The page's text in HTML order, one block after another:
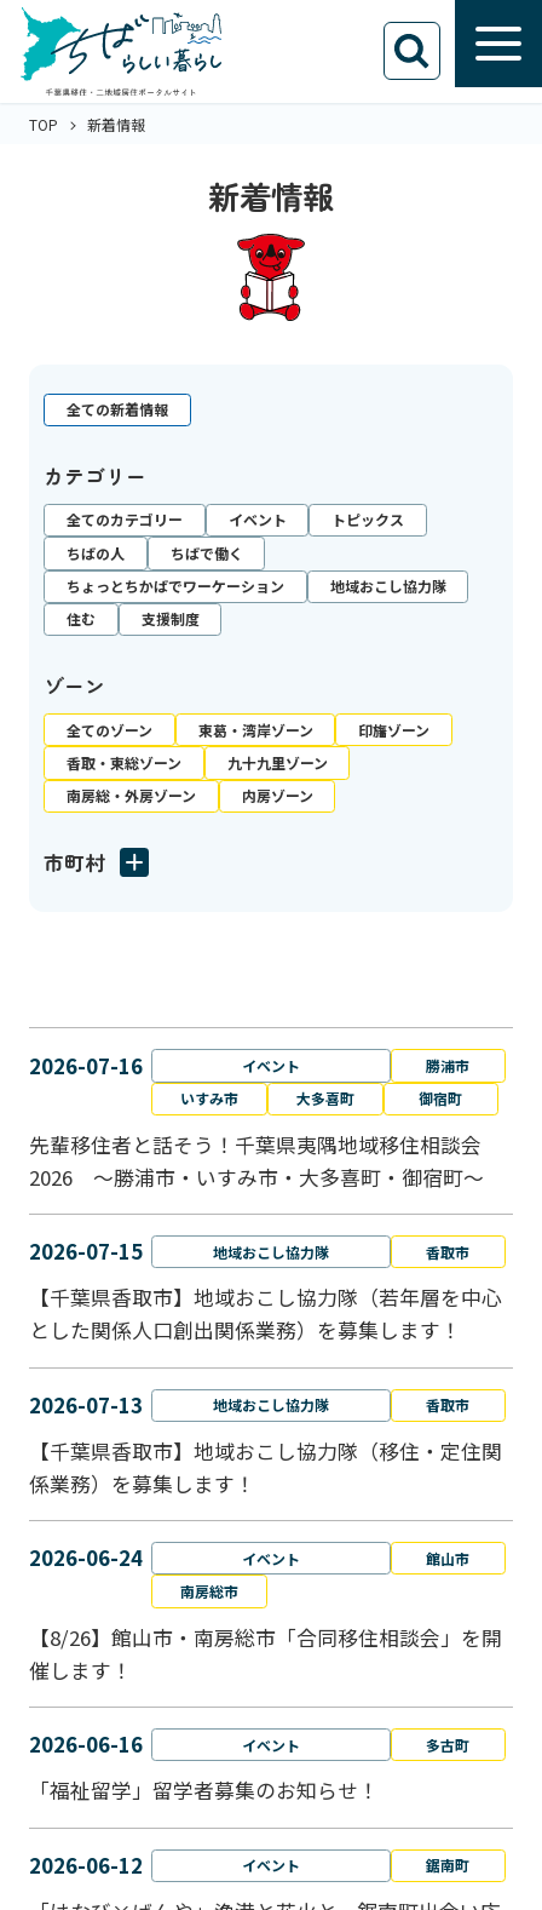
TOP 新着情報
新着情報
全ての新着情報
カテゴリー
全てのカテゴリー イベント
トピックス
ちばの人
ちばで働く
ちょっとちかばでワーケーション
地域おこし協力隊
住む
支援制度
ゾーン
全てのゾーン 東葛・湾岸ゾーン
印旛ゾーン
香取・東総ゾーン
九十九里ゾーン
南房総・外房ゾーン
内房ゾーン
市町村
2026-07-16 イベント
勝浦市
いすみ市
大多喜町 御宿町
先輩移住者と話そう！千葉県夷隅地域移住相談会
2026 ～勝浦市・いすみ市・大多喜町・御宿町～
2026-07-15 地域おこし協力隊 香取市
【千葉県香取市】地域おこし協力隊（若年層を中心
とした関係人口創出関係業務）を募集します！
2026-07-13 地域おこし協力隊 香取市
【千葉県香取市】地域おこし協力隊（移住・定住関
係業務）を募集します！
2026-06-24 イベント
館山市
南房総市
【8/26】館山市・南房総市「合同移住相談会」を開
催します！
2026-06-16 イベント 多古町
「福祉留学」留学者募集のお知らせ！
2026-06-12 イベント 鋸南町